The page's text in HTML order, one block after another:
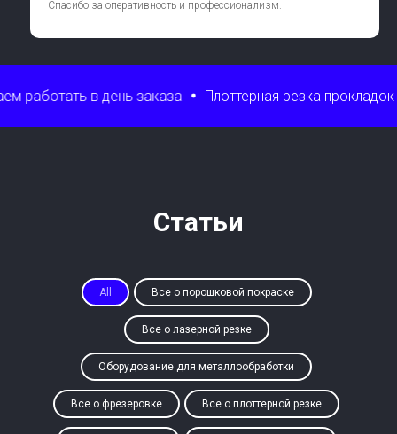
Спасибо за оперативность и профессионализм.
заказа Плоттерная резка прокладок от 1 дня
Статьи
All Все о порошковой покраске
Все о лазерной резке
Оборудование для металлообработки
Все о фрезеровке Все о плоттерной резке